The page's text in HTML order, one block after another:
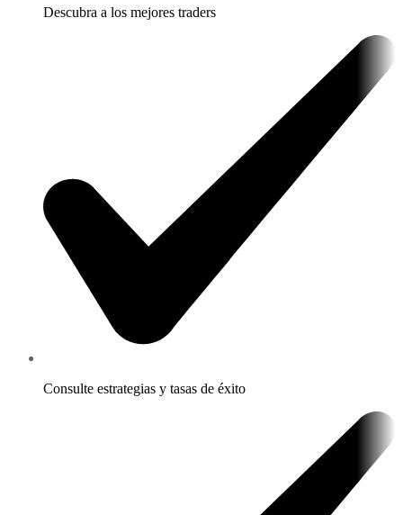
Descubra a los mejores traders
Consulte estrategias y tasas de éxito